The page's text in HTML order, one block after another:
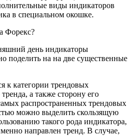
виды индикаторов
в специальном окошке.
Форекс?
день индикаторы
поделить на на две существенные
к категории трендовых
а также сторону его
распространенных трендовых
можно выделить скользящую
такого рода индикатора,
направлен тренд. В случае,